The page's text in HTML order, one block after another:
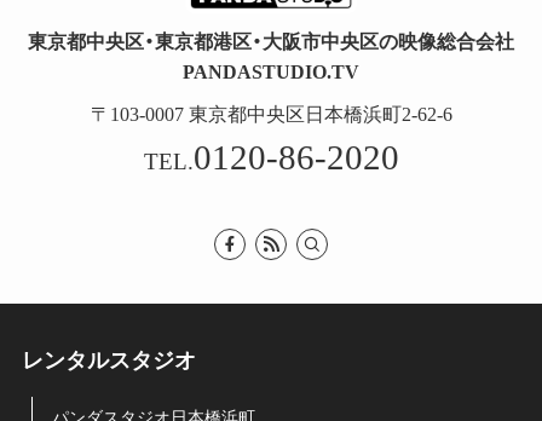
東京都中央区・東京都港区・大阪市中央区の映像総合会社
PANDASTUDIO.TV
〒103-0007 東京都中央区日本橋浜町2-62-6
TEL.0120-86-2020
レンタルスタジオ